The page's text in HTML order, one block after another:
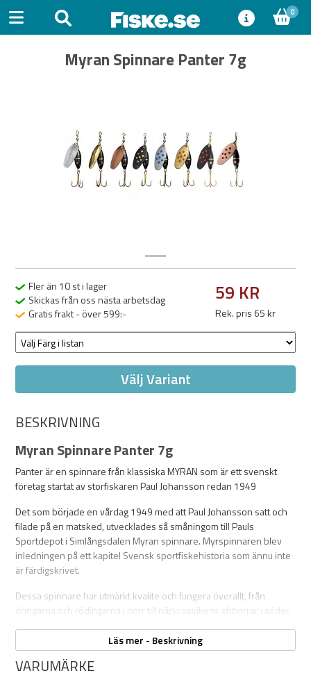
0
Myran Spinnare Panter 7g
Previous
Fler än 10 st i lager
Skickas från oss nästa arbetsdag
Gratis frakt - över 599:-
59 KR
Rek. pris 65 kr
Välj Variant
BESKRIVNING
Myran Spinnare Panter 7g
Panter är en spinnare från klassiska MYRAN som är ett svenskt
företag startat av storfiskaren Paul Johansson redan 1949
Det som började en vårdag 1949 med att Paul Johansson satt och
filade på en matsked, utvecklades så småningom till Pauls
Sportdepot i Simlångsdalen Myran spinnare. Myrspinnaren blev
inledningen på ett kapitel Svensk sportfiskehistoria som ännu inte
är färdigskrivet.
Dessa spinnare har utmärkt kvalite och fungera överallt, från
öringarna och rödingarna i norr till näckrosvikens abborrar i söder.
Läs mer - Beskrivning
VARUMÄRKE